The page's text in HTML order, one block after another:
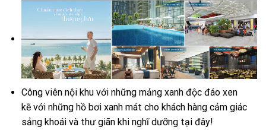
Công viên nội khu với những mảng xanh độc đáo xen
kẽ với những hồ bơi xanh mát cho khách hàng cảm giác
sảng khoái và thư giãn khi nghĩ dưỡng tại đây!